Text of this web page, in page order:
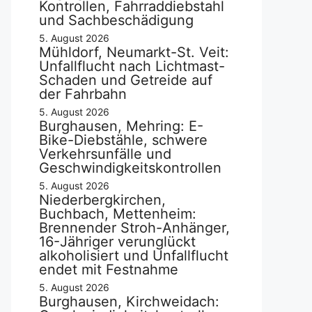
Kontrollen, Fahrraddiebstahl
und Sachbeschädigung
5. August 2026
Mühldorf, Neumarkt-St. Veit:
Unfallflucht nach Lichtmast-
Schaden und Getreide auf
der Fahrbahn
5. August 2026
Burghausen, Mehring: E-
Bike-Diebstähle, schwere
Verkehrsunfälle und
Geschwindigkeitskontrollen
5. August 2026
Niederbergkirchen,
Buchbach, Mettenheim:
Brennender Stroh-Anhänger,
16-Jähriger verunglückt
alkoholisiert und Unfallflucht
endet mit Festnahme
5. August 2026
Burghausen, Kirchweidach: